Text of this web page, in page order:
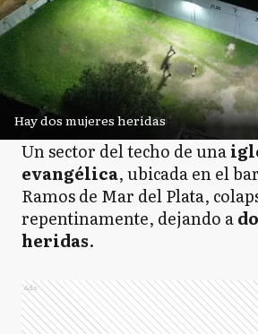
Hay dos mujeres heridas
Un sector del techo de una
evangélica, ubicada en el
Ramos de Mar del Plata,
repentinamente, dejando a
heridas.​
Ads